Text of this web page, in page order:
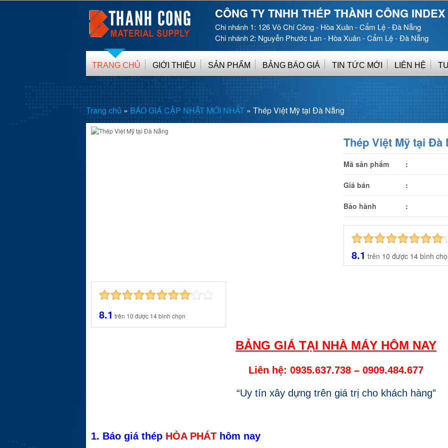
CÔNG TY TNHH THÉP THÀNH CÔNG INDEX
Chi nhánh 1: 126 Võ Chí Công - Hòa Xuân - Cẩm Lệ - Đà Nẵng
Chi nhánh 2: Nguyễn Phước Lan - Hòa Xuân - Cẩm Lệ - Đà Nẵng
TRANG CHỦ GIỚI THIỆU SẢN PHẨM BẢNG BÁO GIÁ TIN TỨC MỚI LIÊN HỆ
Trang chủ » BÁO GIÁ CẬP NHẬT MỚI NHẤT » Thép Việt Mỹ tại Đà Nẵng
Thép Việt Mỹ tại Đà
Mã sản phẩm :
Giá bán :
Bảo hành :
8.1 trên 10 được 14 bình
8.1 trên 10 được 14bình chọn
BẢNG GIÁ TẠI NHÀ MÁY HÔM NAY
Liên hệ: 0935.637.738 – 0909.484.677
“Uy tín xây dựng trên giá trị cho khách hàng”
1. Báo giá thép HÒA PHÁT hôm nay